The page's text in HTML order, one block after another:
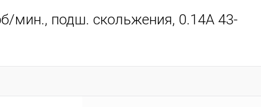
мин., подш. скольжения, 0.14A 43-